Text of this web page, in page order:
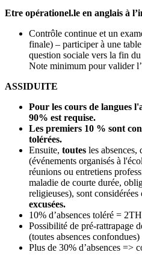
Etre opérationel.le en anglais à
Contrôle continue et un
finale) – participer à une
question sociale vers la fin
Note minimum pour valider
ASSIDUITE
Pour les cours de langues
90% est requise.
Les premiers 10 % sont
tolérées.
Ensuite, toutes les absences,
(événements organisés à
réunions ou entretiens
maladie de courte durée,
religieuses), sont considérées
excusées.
10% d’absences toléré =
Possibilité de pré-rattrapage
(toutes absences
Plus de 30% d’absences =>